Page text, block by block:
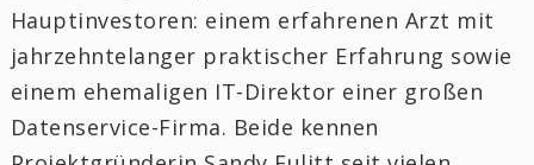
Hauptinvestoren: einem erfahrenen Arzt mit
jahrzehntelanger praktischer Erfahrung sowie
einem ehemaligen IT-Direktor einer großen
Datenservice-Firma. Beide kennen